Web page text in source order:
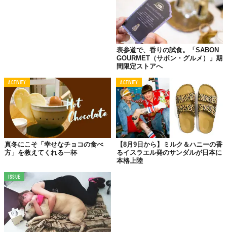
表参道で、香りの試食。「SABON
GOURMET（サボン・グルメ）」期
間限定ストアへ
ACTIVITY
真冬にこそ「幸せなチョコの食べ
方」を教えてくれる一杯
ACTIVITY
【8月9日から】ミルク＆ハニーの香
るイスラエル発のサンダルが日本に
本格上陸
ISSUE